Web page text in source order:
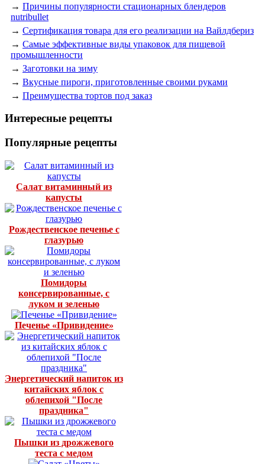
→ Причины популярности стационарных блендеров
nutribullet
→ Сертификация товара для его реализации на Вайлдбериз
→ Самые эффективные виды упаковок для пищевой
промышленности
→ Заготовки на зиму
→ Вкусные пироги, приготовленные своими руками
→ Преимущества тортов под заказ
Интересные рецепты
Популярные рецепты
Салат витаминный из
капусты
Рождественское печенье с
глазурью
Помидоры
консервированные, с
луком и зеленью
Печенье «Привидение»
Энергетический напиток из
китайских яблок с
облепихой "После
праздника"
Пышки из дрожжевого
теста с медом